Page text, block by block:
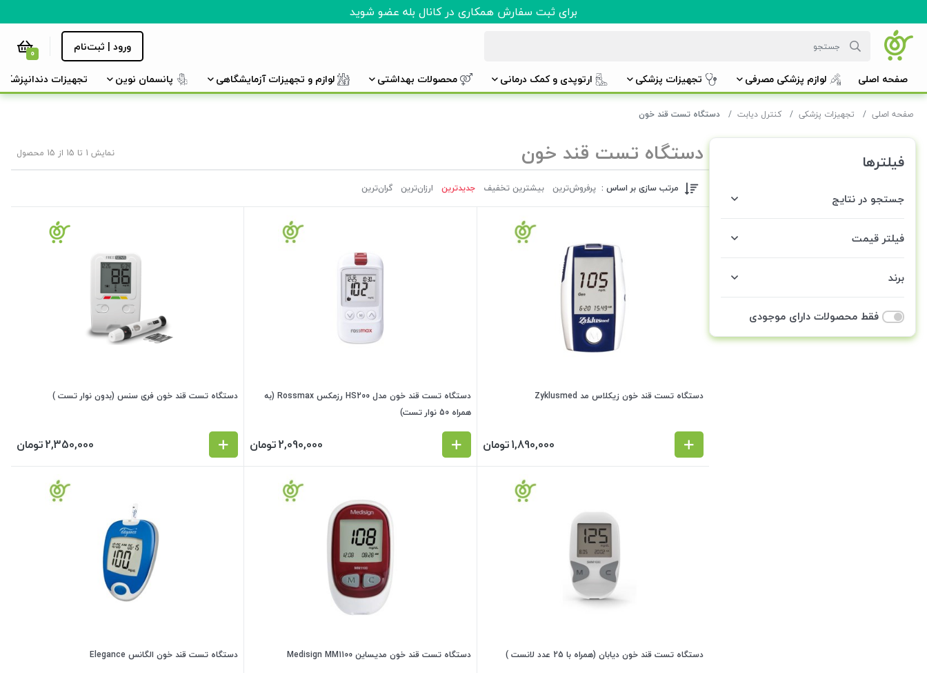
برای ثبت سفارش همکاری در کانال بله عضو شوید
ورود | ثبت‌نام 0
صفحه اصلی لوازم پزشکی مصرفی تجهیزات پزشکی ارتوپدی و کمک درمانی محصولات بهداشتی لوازم و تجهیزات آزمایشگاهی پانسمان نوین تجهیزات دندانپزشکی
صفحه اصلی تجهیزات پزشکی کنترل دیابت دستگاه تست قند خون
فیلترها
جستجو در نتایج
فیلتر قیمت
برند
فقط محصولات دارای موجودی
دستگاه تست قند خون نمایش 1 تا 15 از 15 محصول
مرتب سازی بر اساس : پرفروش‌ترین‌ بیشترین تخفیف جدیدترین ارزان‌ترین گران‌ترین
دستگاه تست قند خون زیکلاس مد Zyklusmed
1,890,000تومان
دستگاه تست قند خون مدل HS200 رزمکس Rossmax (به
همراه 50 نوار تست)
2,090,000تومان
دستگاه تست قند خون فری سنس (بدون نوار تست )
2,350,000تومان
دستگاه تست قند خون دیابان (همراه با 25 عدد لانست ) دستگاه تست قند خون مدیساین Medisign MM1100 دستگاه تست قند خون الگانس Elegance